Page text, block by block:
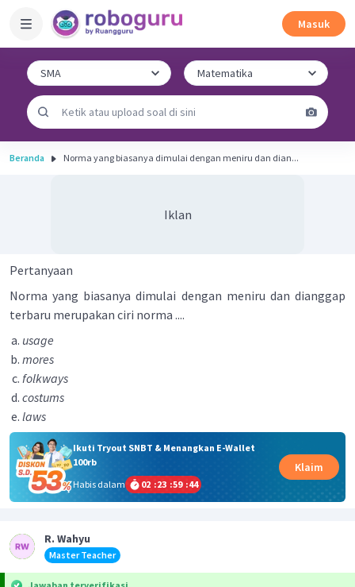
Masuk
Beranda Norma yang biasanya dimulai dengan meniru dan dian...
Iklan
Pertanyaan
Norma yang biasanya dimulai dengan meniru dan dianggap
terbaru merupakan ciri norma ....
usage
mores
folkways
costums
laws
Ikuti Tryout SNBT & Menangkan E-Wallet
100rb
Habis dalam
02 :23 :59 :43
Klaim
R. Wahyu
Master Teacher